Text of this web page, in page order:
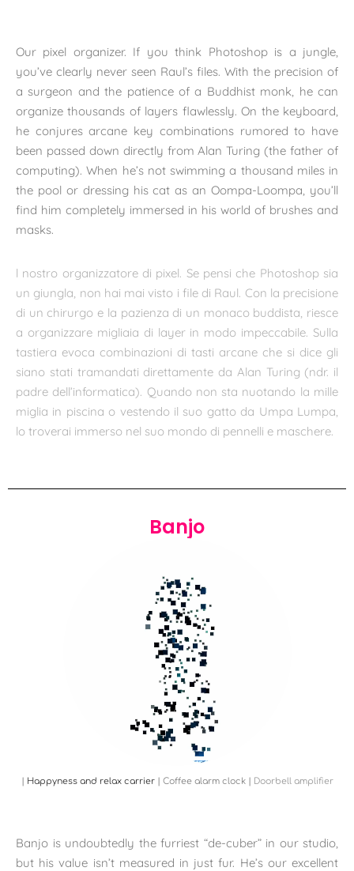
Our pixel organizer. If you think Photoshop is a jungle,
you’ve clearly never seen Raul’s files. With the precision of
a surgeon and the patience of a Buddhist monk, he can
organize thousands of layers flawlessly. On the keyboard,
he conjures arcane key combinations rumored to have
been passed down directly from Alan Turing (the father of
computing). When he’s not swimming a thousand miles in
the pool or dressing his cat as an Oompa-Loompa, you’ll
find him completely immersed in his world of brushes and
masks.
l nostro organizzatore di pixel. Se pensi che Photoshop sia
un giungla, non hai mai visto i file di Raul. Con la precisione
di un chirurgo e la pazienza di un monaco buddista, riesce
a organizzare migliaia di layer in modo impeccabile. Sulla
tastiera evoca combinazioni di tasti arcane che si dice gli
siano stati tramandati direttamente da Alan Turing (ndr. il
padre dell’informatica). Quando non sta nuotando la mille
miglia in piscina o vestendo il suo gatto da Umpa Lumpa,
lo troverai immerso nel suo mondo di pennelli e maschere.
Banjo
| Happyness and relax carrier| Coffee alarm clock| Doorbell amplifier
Banjo is undoubtedly the furriest “de-cuber” in our studio,
but his value isn’t measured in just fur. He’s our excellent